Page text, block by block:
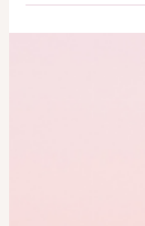
feuilletée - 3...